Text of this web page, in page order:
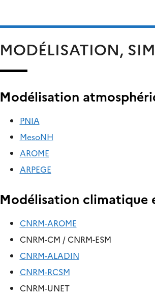
MODÉLISATION,
Modélisation
PNIA
MesoNH
AROME
ARPEGE
Modélisation climatique
CNRM-AROME
CNRM-CM / CNRM-ESM
CNRM-ALADIN
CNRM-RCSM
CNRM-UNET